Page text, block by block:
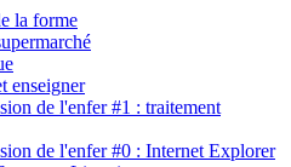
la forme
enseigner
de l'enfer #1 : traitement
de l'enfer #0 : Internet Explorer